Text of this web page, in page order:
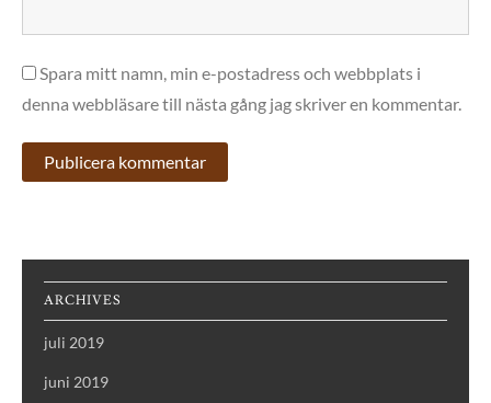
Spara mitt namn, min e-postadress och webbplats i
denna webbläsare till nästa gång jag skriver en kommentar.
ARCHIVES
juli 2019
juni 2019